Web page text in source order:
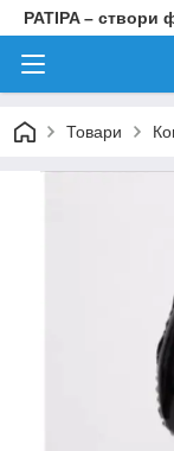
PATIPA – створи
Товари